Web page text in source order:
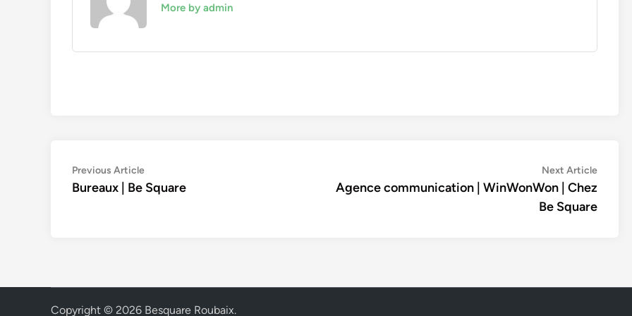
More by admin
Navigation
de
Previous ArticlePrevious
article:
Bureaux | Be Square
Next ArticleNext
Agence communication | WinWonWon | Chez
Be Square
Copyright © 2026 Besquare Roubaix.